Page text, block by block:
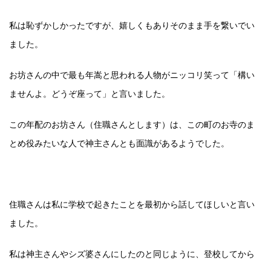
私は恥ずかしかったですが、嬉しくもありそのまま手を繋いでい
ました。
お坊さんの中で最も年嵩と思われる人物がニッコリ笑って「構い
ませんよ。どうぞ座って」と言いました。
この年配のお坊さん（住職さんとします）は、この町のお寺のま
とめ役みたいな人で神主さんとも面識があるようでした。
住職さんは私に学校で起きたことを最初から話してほしいと言い
ました。
私は神主さんやシズ婆さんにしたのと同じように、登校してから